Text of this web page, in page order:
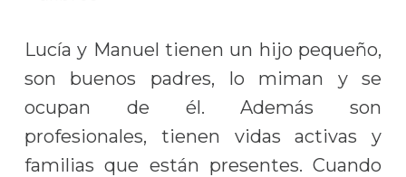
Lucía y Manuel tienen un hijo pequeño,
son buenos padres, lo miman y se
ocupan de él. Además son
profesionales, tienen vidas activas y
familias que están presentes. Cuando